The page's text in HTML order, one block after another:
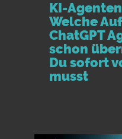
KI-
Welche
ChatGPT
schon
Du sofort
musst